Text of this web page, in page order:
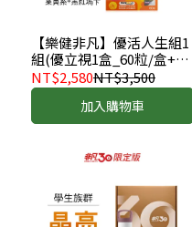
【樂健非凡】優活人生組1
組(優立視1盒_60粒/盒+攝
力壯1盒_60粒/盒)｜獨家優
惠 晶亮水潤 黑紅瑪卡
NT$2,580NT$3,500
加入購物車